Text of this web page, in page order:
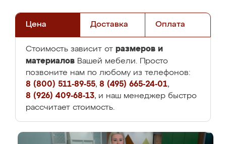
Цена Доставка Оплата
Стоимость зависит от размеров и
материалов Вашей мебели. Просто
позвоните нам по любому из телефонов:
8 (800) 511-89-55, 8 (495) 665-24-01,
8 (926) 409-68-13, и наш менеджер быстро
рассчитает стоимость.